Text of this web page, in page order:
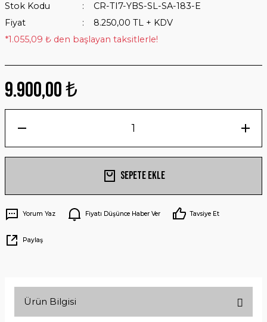
Stok Kodu
CR-TI7-YBS-SL-SA-183-E
Fiyat
8.250,00 TL + KDV
*1.055,09 ₺ den başlayan taksitlerle!
9.900,00 ₺
Sepete Ekle
Yorum Yaz Fiyatı Düşünce Haber Ver Tavsiye Et
Paylaş
Ürün Bilgisi